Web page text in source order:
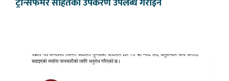
ट्रान्सफर्मर सहितका उपकरण उपलब्ध गराइने